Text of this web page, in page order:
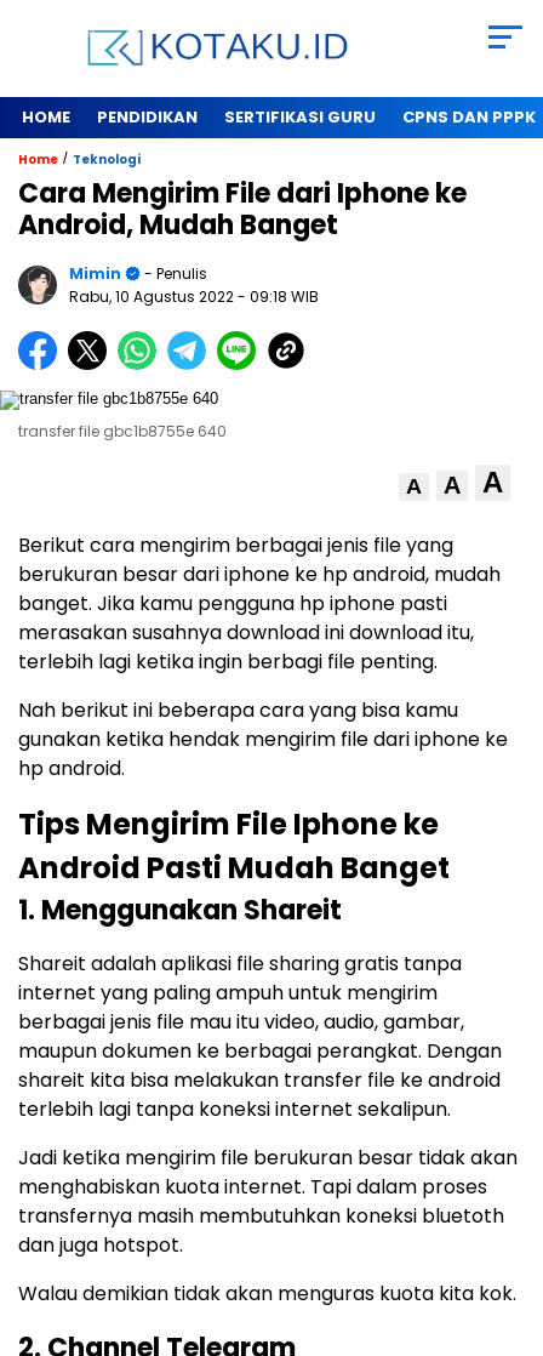
HOME PENDIDIKAN SERTIFIKASI GURU CPNS DAN PPPK
Home / Teknologi
Cara Mengirim File dari Iphone ke
Android, Mudah Banget
Mimin
- Penulis
Rabu, 10 Agustus 2022- 09:18 WIB
transfer file gbc1b8755e 640
A A A
Berikut cara mengirim berbagai jenis file yang
berukuran besar dari iphone ke hp android, mudah
banget. Jika kamu pengguna hp iphone pasti
merasakan susahnya download ini download itu,
terlebih lagi ketika ingin berbagi file penting.
Nah berikut ini beberapa cara yang bisa kamu
gunakan ketika hendak mengirim file dari iphone ke
hp android.
Tips Mengirim File Iphone ke
Android Pasti Mudah Banget
1. Menggunakan Shareit
Shareit adalah aplikasi file sharing gratis tanpa
internet yang paling ampuh untuk mengirim
berbagai jenis file mau itu video, audio, gambar,
maupun dokumen ke berbagai perangkat. Dengan
shareit kita bisa melakukan transfer file ke android
terlebih lagi tanpa koneksi internet sekalipun.
Jadi ketika mengirim file berukuran besar tidak akan
menghabiskan kuota internet. Tapi dalam proses
transfernya masih membutuhkan koneksi bluetoth
dan juga hotspot.
Walau demikian tidak akan menguras kuota kita kok.